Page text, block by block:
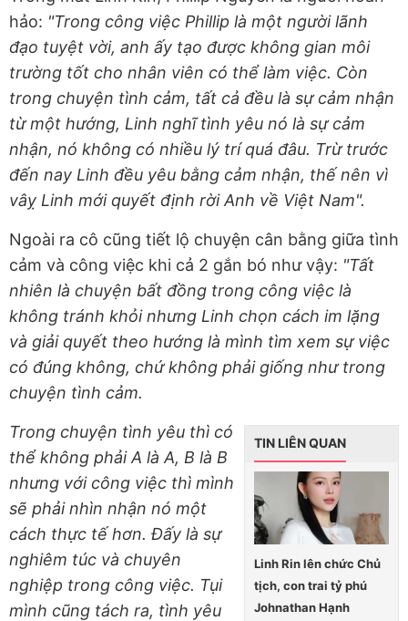
hảo: "Trong công việc Phillip là một người lãnh
đạo tuyệt vời, anh ấy tạo được không gian môi
trường tốt cho nhân viên có thể làm việc. Còn
trong chuyện tình cảm, tất cả đều là sự cảm nhận
từ một hướng, Linh nghĩ tình yêu nó là sự cảm
nhận, nó không có nhiều lý trí quá đâu. Trừ trước
đến nay Linh đều yêu bằng cảm nhận, thế nên vì
vâỵ Linh mới quyết định rời Anh về Việt Nam".
Ngoài ra cô cũng tiết lộ chuyện cân bằng giữa tình
cảm và công việc khi cả 2 gắn bó như vậy: "Tất
nhiên là chuyện bất đồng trong công việc là
không tránh khỏi nhưng Linh chọn cách im lặng
và giải quyết theo hướng là mình tìm xem sự việc
có đúng không, chứ không phải giống như trong
chuyện tình cảm.
TIN LIÊN QUAN
Linh Rin lên chức Chủ
tịch, con trai tỷ phú
Johnathan Hạnh
Trong chuyện tình yêu thì có
thể không phải A là A, B là B
nhưng với công việc thì mình
sẽ phải nhìn nhận nó một
cách thực tế hơn. Đấy là sự
nghiêm túc và chuyên
nghiệp trong công việc. Tụi
mình cũng tách ra, tình yêu